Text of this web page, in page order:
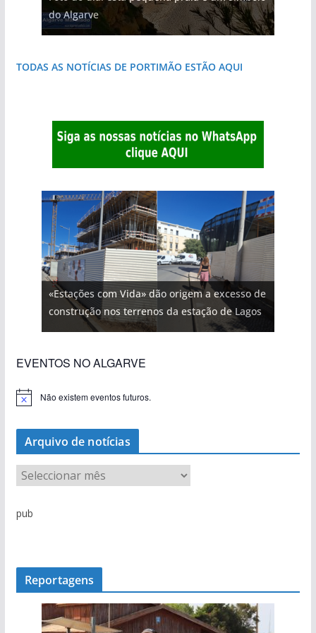
natureza
janela para a Ria Formosa
do Algarve
que respira autenticidade
destruída por um raio
costa e tanto por descobrir
TODAS AS NOTÍCIAS DE PORTIMÃO ESTÃO AQUI
«Estações com Vida» dão origem a excesso de
construção nos terrenos da estação de Lagos
EVENTOS NO ALGARVE
Não existem eventos futuros.
Arquivo de notícias
r
d
pub
Reportagens